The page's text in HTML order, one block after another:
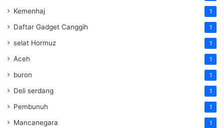
Kemenhaj 1
Daftar Gadget Canggih 1
selat Hormuz 1
Aceh 1
buron 1
Deli serdang 1
Pembunuh 1
Mancanegara 1